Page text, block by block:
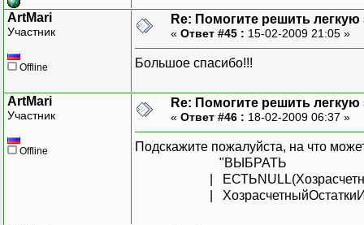
ArtMari
Участник
Offline
Re: Помогите решить легкую
« Ответ #45 : 15-02-2009 21:05 »
Большое спасибо!!!
ArtMari
Участник
Offline
Re: Помогите решить легкую
« Ответ #46 : 18-02-2009 06:37 »
Подскажите пожалуйста, на что
"ВЫБРАТЬ
|
|